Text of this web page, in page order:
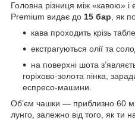
Головна різниця між «кавою»
Premium видає до 15 бар, як
кава проходить крізь
екстрагуються олії та
на поверхні шота
горіхово-золота пінка,
еспресо-машини.
Об’єм чашки — приблизно 60
лунго, залежно від того, як ти